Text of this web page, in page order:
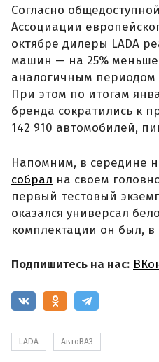
Согласно
Ассоциации
октябре дилеры LADA
машин — на 25%
аналогичным периодом
При этом по итогам
бренда сократились к
142 910 автомобилей,
Напомним, в середине
собрал на своем
первый тестовый
оказался универсал
комплектации он был,
Подпишитесь на нас:
LADA АвтоВАЗ